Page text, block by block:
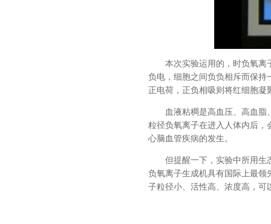
本次实验运用的，时负氧离
负电，细胞之间负负相斥而保持
正电荷，正负相吸则将红细胞
血液粘稠是高血压、高血
粒径负氧离子在进入人体内后，
心脑血管疾病的发生。
但提醒一下，实验中所用生
负氧离子生成机具有国际上最领
子粒径小、活性高、浓度高，可